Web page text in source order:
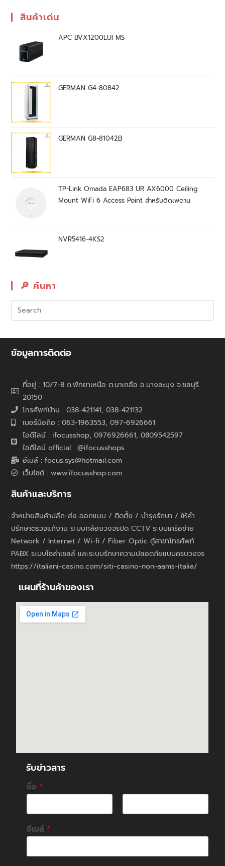
สินค้าเด่น
APC BVX1200LUI MS
GERMAN G4-80842
GERMAN G8-81042B
TP-Link Omada EAP683 UR AX6000 Ceiling
Mount WiFi 6 Access Point สำหรับติดเพดาน
NVR5416-4KS2
🔎︎ ค้นหา
ข้อมูลการติดต่อ
ที่อยู่ : 10/7-8 ถ.พัทยาเหนือ ต.นาเกลือ อ.บางละมุง จ.ชลบุรี
20150
โทรศัพท์บ้าน : 038-421141, 038-421132
เบอร์มือถือ : 063-1963553, 097-6926661
ไอดีไลน์ : ifocusshop, 0976926661, 0809542597
ไอดีไลน์ official : @ifocusshops
อีเมล์ : focus.sys@hotmail.com
เว็บไซต์ : www.ifocusshop.com
สินค้าและบริการ
จำหน่ายสินค้าปลีก-ส่ง ออกแบบ / ติดตั้ง / บำรุงรักษา / ให้คำ
ปรึกษาตรวจแก้งาน ระบบกล้องวงจรปิด CCTV ระบบเครือข่าย
Network / Internet / Wi-fi / Fiber Optic ตู้สาขาโทรศัพท์
PABX ระบบโซล่าเซลล์ และระบบรักษาความปลอดภัยแบบครบวงจร
https://italiani-casino.com/siti-casino-non-aams-italia/
แผนที่ร้านค้าของเรา
รับข่าวสาร
ชื่อ *
F
i
r
L
อีเมล์ *